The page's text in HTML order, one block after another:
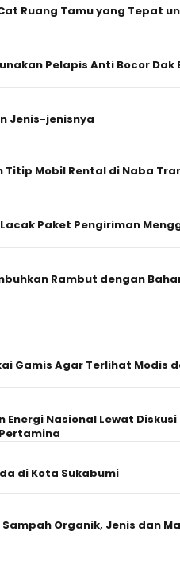
Energi Nasional Lewat
di Kota Sukabumi
Organik, Jenis dan
Rumput Futsal Sintetis